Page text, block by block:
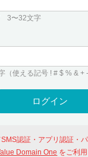
OEM
バリュードメインをご利用
Value Domainにログ
レンタルサーバーを含む
ユーザー登録
3〜32文字
使える記号 ! # $ % & + -
SMS認証・アプリ認証・
Domain One をご利用